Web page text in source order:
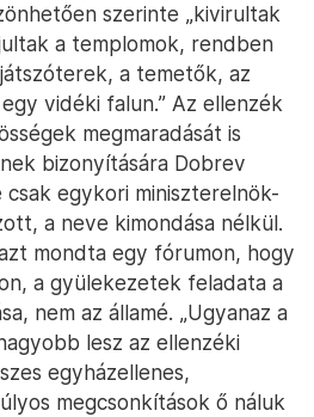
szerinte „kivirultak
a templomok, rendben
a temetők, az
vidéki falun.” Az ellenzék
megmaradását is
bizonyítására Dobrev
egykori miniszterelnök-
a neve kimondása nélkül.
mondta egy fórumon, hogy
a gyülekezetek feladata a
nem az államé. „Ugyanaz a
lesz az ellenzéki
egyházellenes,
megcsonkítások ő náluk